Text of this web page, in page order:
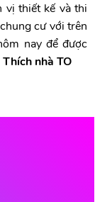
vị thiết kế và thi
cư với trên
nay để được
Thích nhà TO